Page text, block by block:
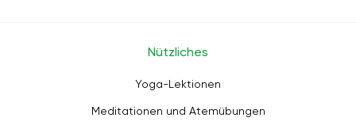
Nützliches
Yoga-Lektionen
Meditationen und Atemübungen